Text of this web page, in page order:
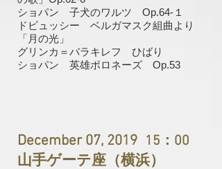
ショパン 子犬のワルツ Op.64-１
ドビュッシー ベルガマスク組曲より
「月の光」
グリンカ＝バラキレフ ひばり
ショパン 英雄ポロネーズ Op.53
December 07, 2019 15：00
山手ゲーテ座（横浜）